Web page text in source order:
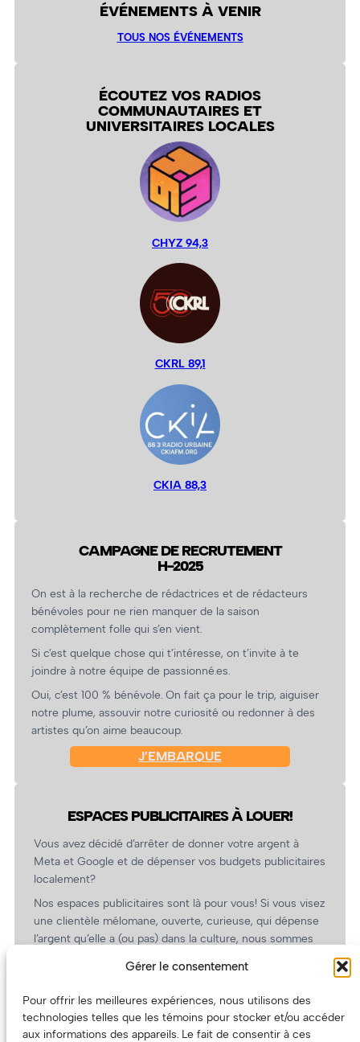
Gérer le consentement
Pour offrir les meilleures expériences, nous utilisons des
technologies telles que les témoins pour stocker et/ou accéder
aux informations des appareils. Le fait de consentir à ces
ÉVÉNEMENTS À VENIR
TOUS NOS ÉVÉNEMENTS
ÉCOUTEZ VOS RADIOS
COMMUNAUTAIRES ET
UNIVERSITAIRES LOCALES
CHYZ 94,3
CKRL 89,1
CKIA 88,3
CAMPAGNE DE RECRUTEMENT
H-2025
On est à la recherche de rédactrices et de rédacteurs
bénévoles pour ne rien manquer de la saison
complètement folle qui s’en vient.
Si c’est quelque chose qui t’intéresse, on t’invite à te
joindre à notre équipe de passionné.es.
Oui, c’est 100 % bénévole. On fait ça pour le trip, aiguiser
notre plume, assouvir notre curiosité ou redonner à des
artistes qu’on aime beaucoup.
J’EMBARQUE
ESPACES PUBLICITAIRES À LOUER!
Vous avez décidé d’arrêter de donner votre argent à
Meta et Google et de dépenser vos budgets publicitaires
localement?
Nos espaces publicitaires sont là pour vous! Si vous visez
une clientèle mélomane, ouverte, curieuse, qui dépense
l’argent qu’elle a (ou pas) dans la culture, nous sommes
revient.
(Oui, on va avoir des tarifs spéciaux pour vous, les